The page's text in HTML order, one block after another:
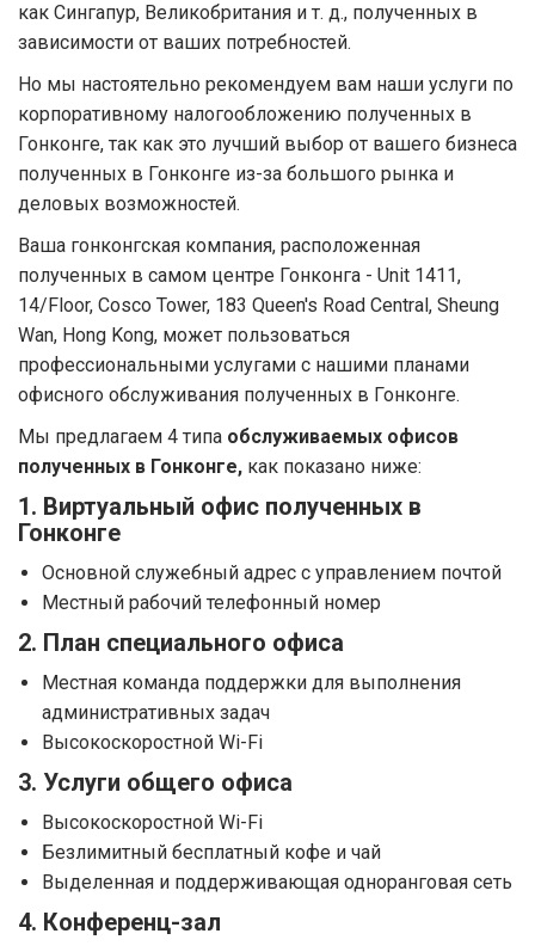
как Сингапур, Великобритания и т. д., полученных в
зависимости от ваших потребностей.
Но мы настоятельно рекомендуем вам наши услуги по
корпоративному налогообложению полученных в
Гонконге, так как это лучший выбор от вашего бизнеса
полученных в Гонконге из-за большого рынка и
деловых возможностей.
Ваша гонконгская компания, расположенная
полученных в самом центре Гонконга - Unit 1411,
14/Floor, Cosco Tower, 183 Queen's Road Central, Sheung
Wan, Hong Kong, может пользоваться
профессиональными услугами с нашими планами
офисного обслуживания полученных в Гонконге.
Мы предлагаем 4 типа обслуживаемых офисов
полученных в Гонконге, как показано ниже:
1. Виртуальный офис полученных в
Гонконге
Основной служебный адрес с управлением почтой
Местный рабочий телефонный номер
2. План специального офиса
Местная команда поддержки для выполнения
административных задач
Высокоскоростной Wi-Fi
3. Услуги общего офиса
Высокоскоростной Wi-Fi
Безлимитный бесплатный кофе и чай
Выделенная и поддерживающая одноранговая сеть
4. Конференц-зал